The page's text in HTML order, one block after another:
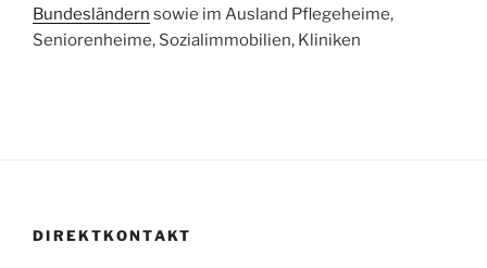
Bundesländern sowie im Ausland Pflegeheime,
Seniorenheime, Sozialimmobilien, Kliniken
DIREKTKONTAKT